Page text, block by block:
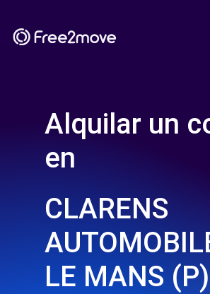
Alquilar un
en
CLARENS
LE MANS (P)